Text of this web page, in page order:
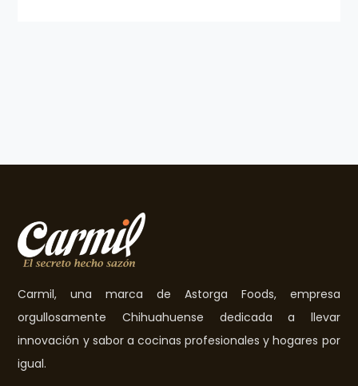
Carmil, una marca de Astorga Foods, empresa
orgullosamente Chihuahuense dedicada a llevar
innovación y sabor a cocinas profesionales y hogares por
igual.